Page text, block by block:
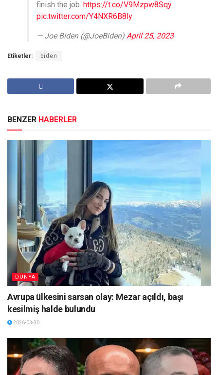
finish the job. https://t.co/V9Mzpw8Sqy
pic.twitter.com/Y4NXR6B8ly
— Joe Biden (@JoeBiden) April 25, 2023
Etiketler: biden
BENZER HABERLER
DÜNYA
Avrupa ülkesini sarsan olay: Mezar açıldı, başı
kesilmiş halde bulundu
2026-03-30